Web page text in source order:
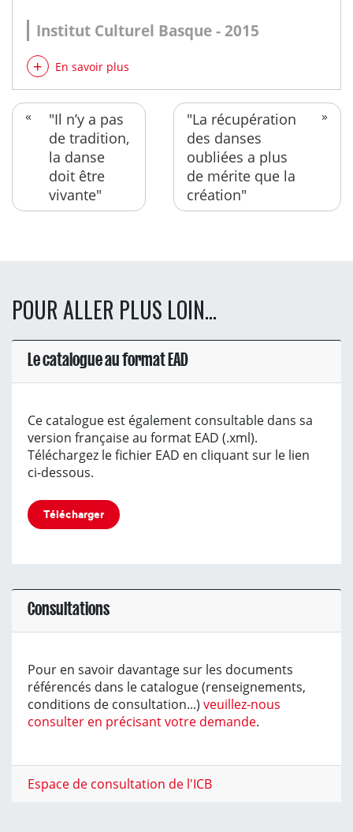
Institut Culturel Basque - 2015
En savoir plus
"Il n’y a pas
de tradition,
la danse
doit être
vivante"
"La récupération
des danses
oubliées a plus
de mérite que la
création"
POUR ALLER PLUS LOIN...
Le catalogue au format EAD
Ce catalogue est également consultable dans sa
version française au format EAD (.xml).
Téléchargez le fichier EAD en cliquant sur le lien
ci-dessous.
Télécharger
Consultations
Pour en savoir davantage sur les documents
référencés dans le catalogue (renseignements,
conditions de consultation...) veuillez-nous
consulter en précisant votre demande.
Espace de consultation de l'ICB